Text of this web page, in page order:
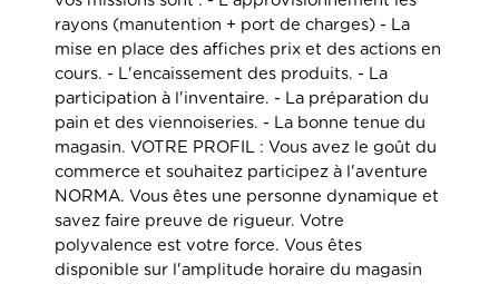
rayons (manutention + port de charges) - La
mise en place des affiches prix et des actions en
cours. - L'encaissement des produits. - La
participation à l'inventaire. - La préparation du
pain et des viennoiseries. - La bonne tenue du
magasin. VOTRE PROFIL : Vous avez le goût du
commerce et souhaitez participez à l'aventure
NORMA. Vous êtes une personne dynamique et
savez faire preuve de rigueur. Votre
polyvalence est votre force. Vous êtes
disponible sur l'amplitude horaire du magasin